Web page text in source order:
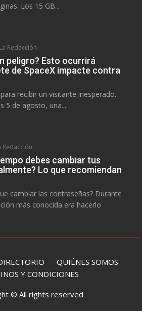
Los 15 GB...
La Redacción
peligro? Esto ocurrirá
de SpaceX impacte contra
recibir un visitante inesperado.
5 de agosto, una...
Redacción
debes cambiar tus
Lo que recomiendan
cambiar las contraseñas? Durante
más conocida era hacerlo
QUIÉNES SOMOS
Y CONDICIONES
© All rights reserved